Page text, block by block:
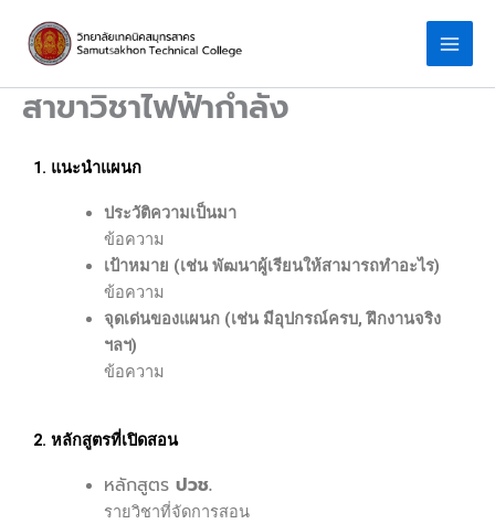
content
สาขาวิชาไฟฟ้ากำลัง
1. แนะนำแผนก
ประวัติความเป็นมา
ข้อความ
เป้าหมาย (เช่น พัฒนาผู้เรียนให้สามารถทำอะไร)
ข้อความ
จุดเด่นของแผนก (เช่น มีอุปกรณ์ครบ, ฝึกงานจริง
ฯลฯ)
ข้อความ
2. หลักสูตรที่เปิดสอน
หลักสูตร ปวช.
รายวิชาที่จัดการสอน